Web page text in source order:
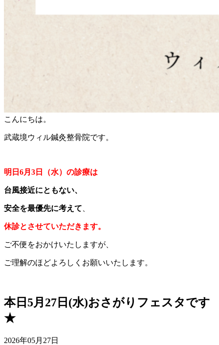
こんにちは。
武蔵境ウィル鍼灸整骨院です。
明日6月3日（水）の診療は
台風接近にともない、
安全を最優先に考えて
休診とさせていただきます。
ご不便をおかけいたしますが、
ご理解のほどよろしくお願いいたします。
本日5月27日(水)おさがりフェスタです
★
2026年05月27日